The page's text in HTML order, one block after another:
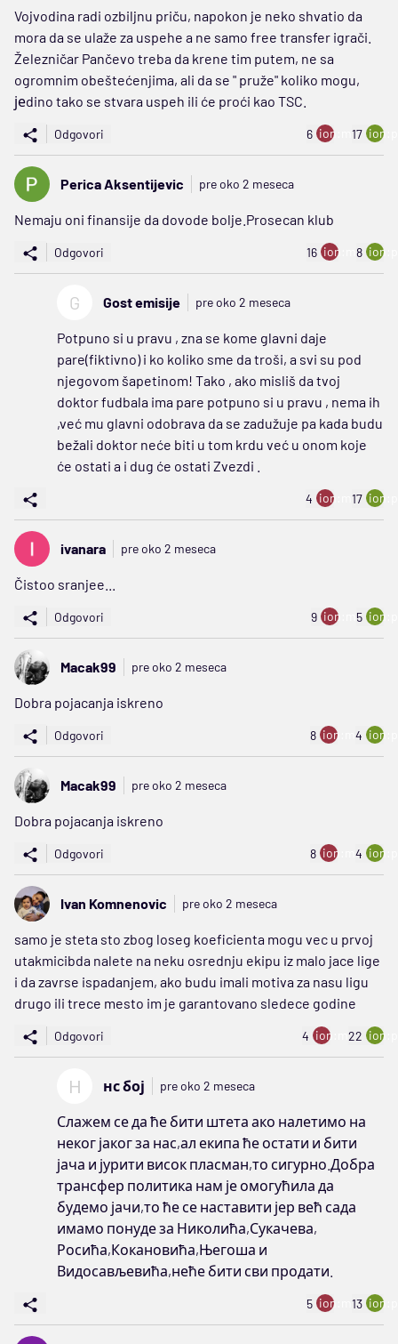
Vojvodina radi ozbiljnu priču, napokon je neko shvatio da
mora da se ulaže za uspehe a ne samo free transfer igrači.
Železničar Pančevo treba da krene tim putem, ne sa
ogromnim obeštećenjima, ali da se " pruže" koliko mogu,
јеdino tako se stvara uspeh ili će proći kao TSC.
Odgovori 6 ion:minus
17
Perica Aksentijevic pre oko 2 meseca
Nemaju oni finansije da dovode bolje.Prosecan klub
Odgovori 16 ion:minus
8
G Gost emisije pre oko 2 meseca
Potpuno si u pravu , zna se kome glavni daje
pare(fiktivno) i ko koliko sme da troši, a svi su pod
njegovom šapetinom! Tako , ako misliš da tvoj
doktor fudbala ima pare potpuno si u pravu , nema ih
,već mu glavni odobrava da se zadužuje pa kada budu
bežali doktor neće biti u tom krdu već u onom koje
će ostati a i dug će ostati Zvezdi .
4 ion:minus
17
ivanara pre oko 2 meseca
Čistoo sranjee...
Odgovori 9 ion:minus
5
Macak99 pre oko 2 meseca
Dobra pojacanja iskreno
Odgovori 8 ion:minus
4
Macak99 pre oko 2 meseca
Dobra pojacanja iskreno
Odgovori 8 ion:minus
4
Ivan Komnenovic pre oko 2 meseca
samo je steta sto zbog loseg koeficienta mogu vec u prvoj
utakmicibda nalete na neku osrednju ekipu iz malo jace lige
i da zavrse ispadanjem, ako budu imali motiva za nasu ligu
drugo ili trece mesto im je garantovano sledece godine
Odgovori 4 ion:minus
22
Н нс бој pre oko 2 meseca
Слажем се да ће бити штета ако налетимо на
неког јаког за нас,ал екипа ће остати и бити
јача и јурити висок пласман,то сигурно.Добра
трансфер политика нам је омогућила да
будемо јачи,то ће се наставити јер већ сада
имамо понуде за Николића,Сукачева,
Росића,Кокановића,Његоша и
Видосављевића,неће бити сви продати.
5 ion:minus
13